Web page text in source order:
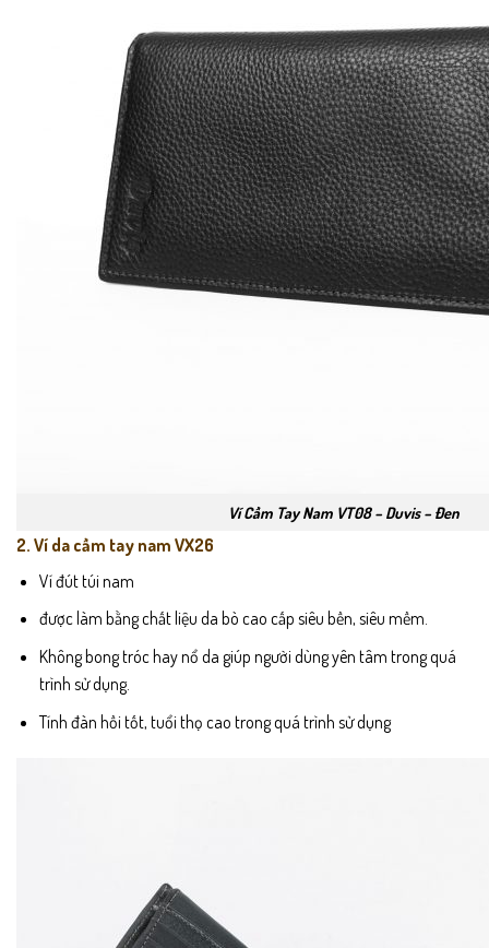
Ví Cầm Tay Nam VT08 – Duvis – Đen
2. Ví da cầm tay nam VX26
Ví đút túi nam
được làm bằng chất liệu da bò cao cấp siêu bền, siêu mềm.
Không bong tróc hay nổ da giúp người dùng yên tâm trong quá
trình sử dụng.
Tính đàn hồi tốt, tuổi thọ cao trong quá trình sử dụng